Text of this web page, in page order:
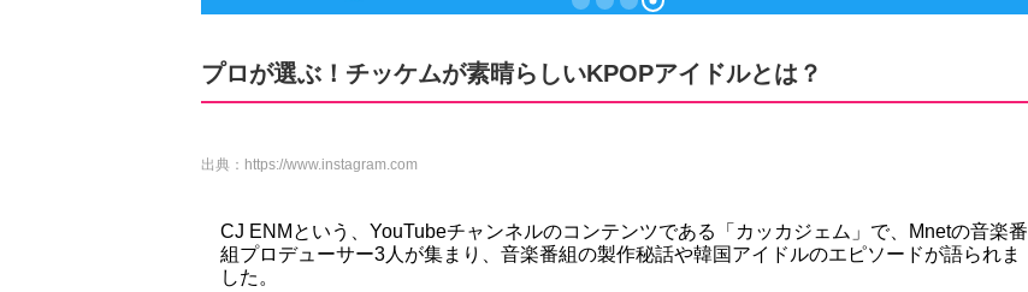
プロが選ぶ！チッケムが素晴らしいKPOPアイドルとは？
出典： https://www.instagram.com
CJ ENMという、YouTubeチャンネルのコンテンツである「カッカジェム」で、Mnetの音楽番
組プロデューサー3人が集まり、音楽番組の製作秘話や韓国アイドルのエピソードが語られま
した。